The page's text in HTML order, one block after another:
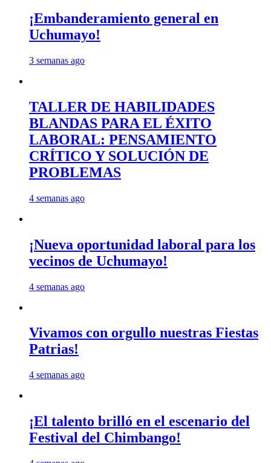
¡Embanderamiento general en
Uchumayo!
3 semanas ago
TALLER DE HABILIDADES
BLANDAS PARA EL ÉXITO
LABORAL: PENSAMIENTO
CRÍTICO Y SOLUCIÓN DE
PROBLEMAS
4 semanas ago
¡Nueva oportunidad laboral para los
vecinos de Uchumayo!
4 semanas ago
Vivamos con orgullo nuestras Fiestas
Patrias!
4 semanas ago
¡El talento brilló en el escenario del
Festival del Chimbango!